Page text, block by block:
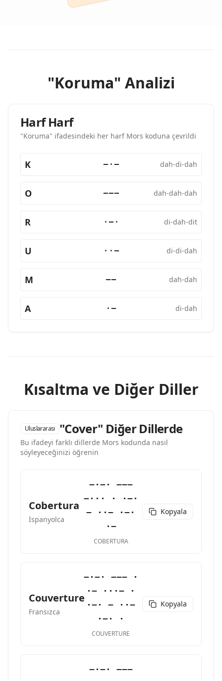
"Koruma" Analizi
Harf Harf
"Koruma" ifadesindeki her harf Mors koduna çevrildi
K −·− dah-di-dah
O −−− dah-dah-dah
R ·−· di-dah-dit
U ··− di-di-dah
M −− dah-dah
A ·− di-dah
Kısaltma ve Diğer Diller
Uluslararası "Cover" Diğer Dillerde
Bu ifadeyi farklı dillerde Mors kodunda nasıl
söyleyeceğinizi öğrenin
Cobertura
İspanyolca
−·−· −−−
−··· · ·−·
− ··− ·−·
·−
COBERTURA
Kopyala
Couverture
Fransızca
−·−· −−− ·
·− ···− ·
·−· − ··−
·−· ·
COUVERTURE
Kopyala
−·−· −−−